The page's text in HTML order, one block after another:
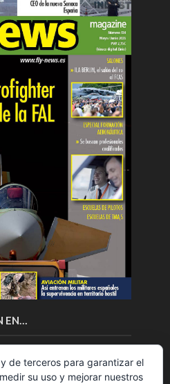
EN…
de terceros para garantizar el
su uso y mejorar nuestros